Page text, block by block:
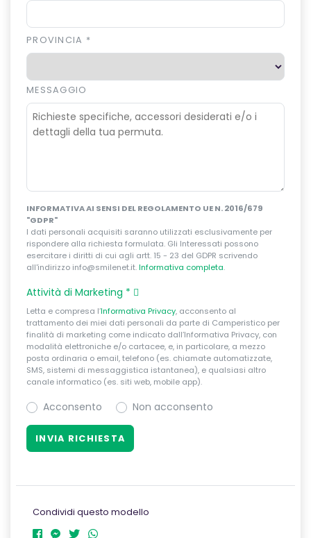
PROVINCIA *
MESSAGGIO
INFORMATIVA AI SENSI DEL REGOLAMENTO UE N. 2016/679
"GDPR"
I dati personali acquisiti saranno utilizzati esclusivamente per
rispondere alla richiesta formulata. Gli Interessati possono
esercitare i diritti di cui agli artt. 15 - 23 del GDPR scrivendo
all'indirizzo info@smilenet.it.Informativa completa.
Attività di Marketing *
Letta e compresa l’Informativa Privacy, acconsento al
trattamento dei miei dati personali da parte di Camperistico per
finalità di marketing come indicato dall’Informativa Privacy, con
modalità elettroniche e/o cartacee, e, in particolare, a mezzo
posta ordinaria o email, telefono (es. chiamate automatizzate,
SMS, sistemi di messaggistica istantanea), e qualsiasi altro
canale informatico (es. siti web, mobile app).
Acconsento Non acconsento
Condividi questo modello